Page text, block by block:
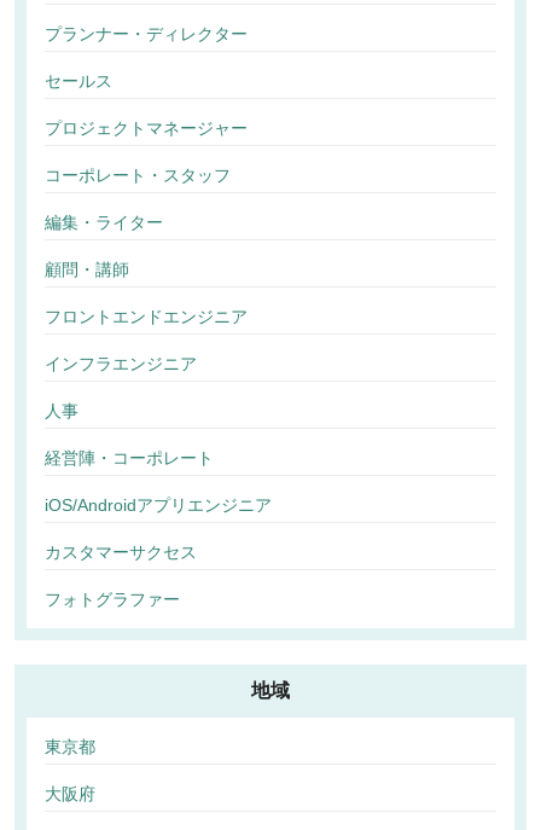
プランナー・ディレクター
セールス
プロジェクトマネージャー
コーポレート・スタッフ
編集・ライター
顧問・講師
フロントエンドエンジニア
インフラエンジニア
人事
経営陣・コーポレート
iOS/Androidアプリエンジニア
カスタマーサクセス
フォトグラファー
地域
東京都
大阪府